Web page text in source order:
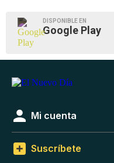
DISPONIBLE EN
Google Play
Mi cuenta
Suscríbete